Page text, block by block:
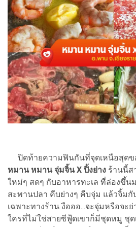
ปิดท้ายความฟินกันที่จุดเหนือสุดขอ
หมาน หมาน จุ่มจิ้น X ปิ้งย่าง ร้านนี้ส
ใหม่ๆ สดๆ กับอาหารทะเล ที่ล่องขึ้น
สะพานปลา คีบย่างๆ คีบจุ่ม แล้วจิ้ม
เฉพาะทางร้าน งือออ...จะจุ่มหรือจะ
ใครที่ไม่ใช่สายซีฟู้ดเขาก็มีชุดหมู ชุด